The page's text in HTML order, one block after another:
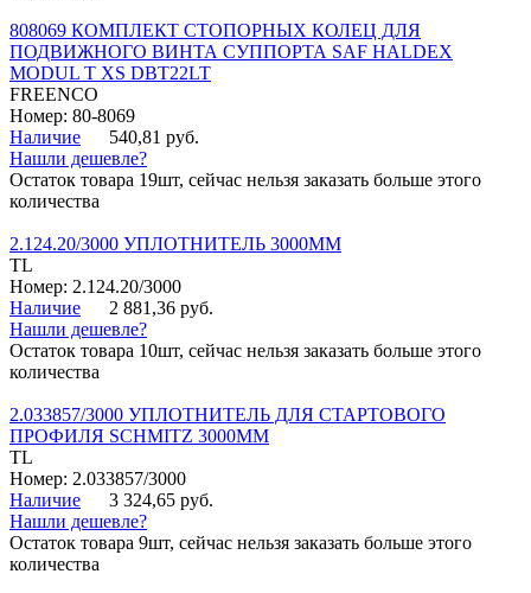
808069 КОМПЛЕКТ СТОПОРНЫХ КОЛЕЦ ДЛЯ
ПОДВИЖНОГО ВИНТА СУППОРТА SAF HALDEX
MODUL T XS DBT22LT
FREENCO
Номер: 80-8069
Наличие
540,81 руб.
Нашли дешевле?
Остаток товара 19шт, сейчас нельзя заказать больше этого
количества
2.124.20/3000 УПЛОТНИТЕЛЬ 3000ММ
TL
Номер: 2.124.20/3000
Наличие
2 881,36 руб.
Нашли дешевле?
Остаток товара 10шт, сейчас нельзя заказать больше этого
количества
2.033857/3000 УПЛОТНИТЕЛЬ ДЛЯ СТАРТОВОГО
ПРОФИЛЯ SCHMITZ 3000ММ
TL
Номер: 2.033857/3000
Наличие
3 324,65 руб.
Нашли дешевле?
Остаток товара 9шт, сейчас нельзя заказать больше этого
количества